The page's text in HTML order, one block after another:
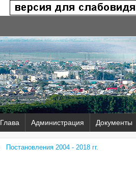
Глава Администрация Документы
Постановления 2004 - 2018 гг.